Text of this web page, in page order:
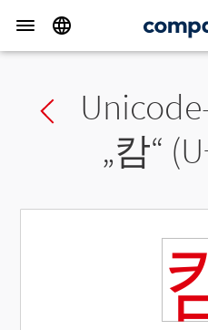
Previous char
„캄“